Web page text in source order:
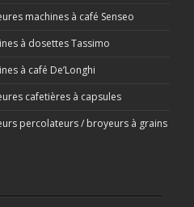
machines à café Senseo
à dosettes Tassimo
à café De’Longhi
cafetières à capsules
percolateurs / broyeurs à grains